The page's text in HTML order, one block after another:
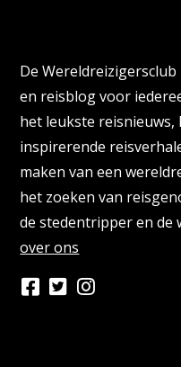
De
en reisblog voor
het leukste reisnieuws,
inspirerende
maken van een
het zoeken van
de stedentripper en de
over ons